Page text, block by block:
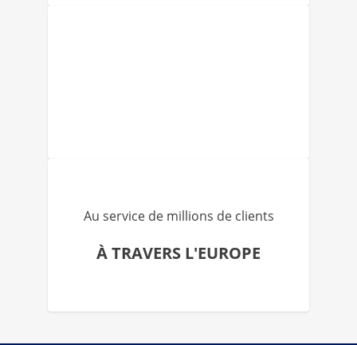
Au service de millions de clients
À TRAVERS L'EUROPE